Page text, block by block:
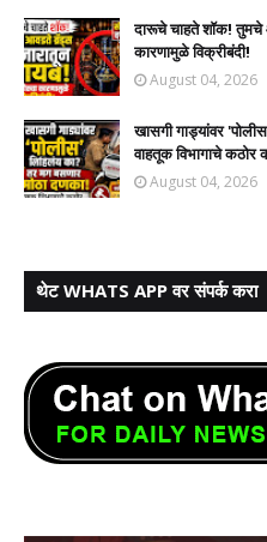
दारूचे चाहते शॉक! तुमचे
कारणामुळे विक्रीबंदी!
August 04, 2026
खासगी गाड्यांवर
वाहतूक विभागाचे
August 04, 2026
थेट WHATS APP वर संपर्क करा